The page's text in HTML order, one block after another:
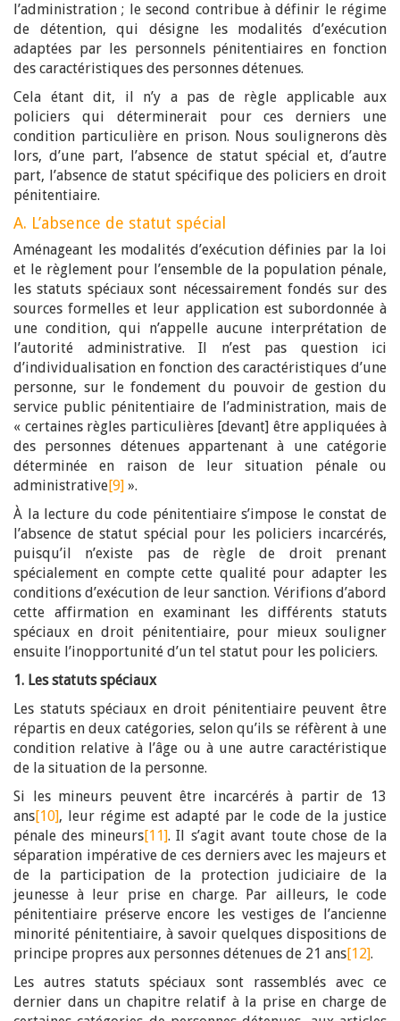
l’administration ; le second contribue à définir le régime
de détention, qui désigne les modalités d’exécution
adaptées par les personnels pénitentiaires en fonction
des caractéristiques des personnes détenues.
Cela étant dit, il n’y a pas de règle applicable aux
policiers qui déterminerait pour ces derniers une
condition particulière en prison. Nous soulignerons dès
lors, d’une part, l’absence de statut spécial et, d’autre
part, l’absence de statut spécifique des policiers en droit
pénitentiaire.
A. L’absence de statut spécial
Aménageant les modalités d’exécution définies par la loi
et le règlement pour l’ensemble de la population pénale,
les statuts spéciaux sont nécessairement fondés sur des
sources formelles et leur application est subordonnée à
une condition, qui n’appelle aucune interprétation de
l’autorité administrative. Il n’est pas question ici
d’individualisation en fonction des caractéristiques d’une
personne, sur le fondement du pouvoir de gestion du
service public pénitentiaire de l’administration, mais de
« certaines règles particulières [devant] être appliquées à
des personnes détenues appartenant à une catégorie
déterminée en raison de leur situation pénale ou
administrative[9] ».
À la lecture du code pénitentiaire s’impose le constat de
l’absence de statut spécial pour les policiers incarcérés,
puisqu’il n’existe pas de règle de droit prenant
spécialement en compte cette qualité pour adapter les
conditions d’exécution de leur sanction. Vérifions d’abord
cette affirmation en examinant les différents statuts
spéciaux en droit pénitentiaire, pour mieux souligner
ensuite l’inopportunité d’un tel statut pour les policiers.
1. Les statuts spéciaux
Les statuts spéciaux en droit pénitentiaire peuvent être
répartis en deux catégories, selon qu’ils se réfèrent à une
condition relative à l’âge ou à une autre caractéristique
de la situation de la personne.
Si les mineurs peuvent être incarcérés à partir de 13
ans[10], leur régime est adapté par le code de la justice
pénale des mineurs[11]. Il s’agit avant toute chose de la
séparation impérative de ces derniers avec les majeurs et
de la participation de la protection judiciaire de la
jeunesse à leur prise en charge. Par ailleurs, le code
pénitentiaire préserve encore les vestiges de l’ancienne
minorité pénitentiaire, à savoir quelques dispositions de
principe propres aux personnes détenues de 21 ans[12].
Les autres statuts spéciaux sont rassemblés avec ce
dernier dans un chapitre relatif à la prise en charge de